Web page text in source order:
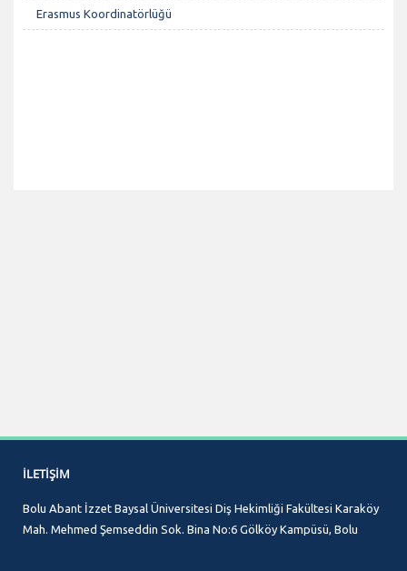
Erasmus Koordinatörlüğü
İLETIŞIM
Bolu Abant İzzet Baysal Üniversitesi Diş Hekimliği Fakültesi Karaköy
Mah. Mehmed Şemseddin Sok. Bina No:6 Gölköy Kampüsü, Bolu